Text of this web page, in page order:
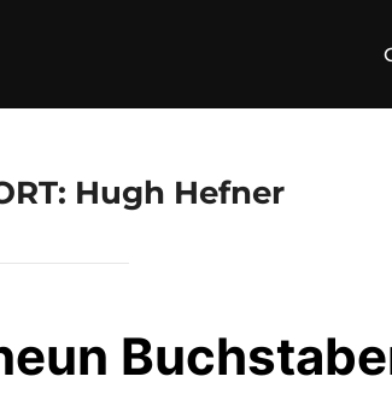
Hugh Hefner